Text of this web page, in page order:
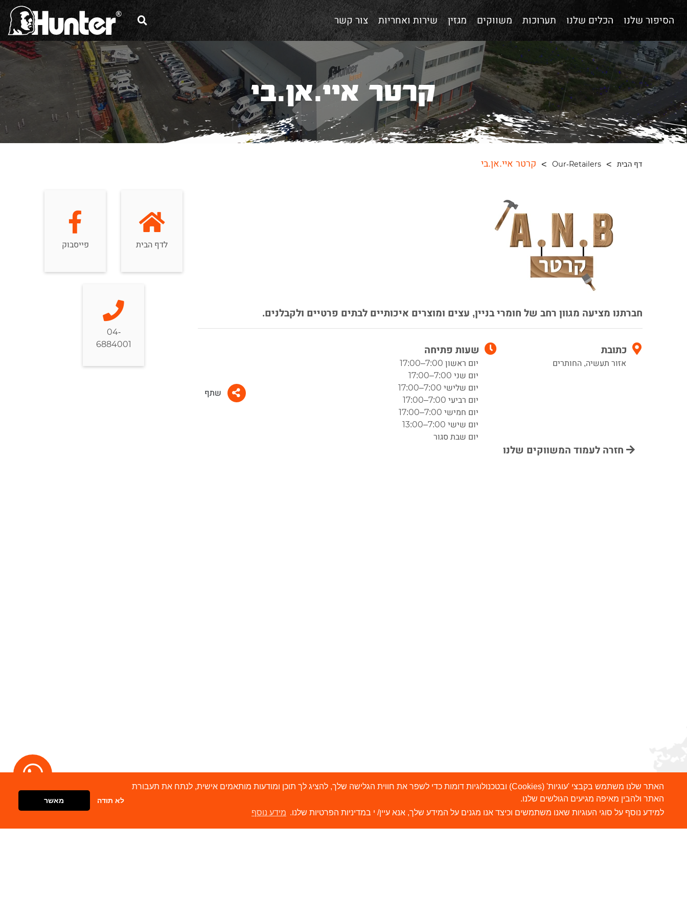
האתר שלנו משתמש בקבצי 'עוגיות' (Cookies) ובטכנולוגיות דומות כדי לשפר את חווית הגלישה שלך, להציג לך תוכן ומודעות מותאמים אישית, לנתח את תעבורת
האתר ולהבין מאיפה מגיעים הגולשים שלנו.
למידע נוסף על סוגי העוגיות שאנו משתמשים וכיצד אנו מגנים על המידע שלך, אנא עיין/ י במדיניות הפרטיות שלנו. מידע נוסף
לא תודה מאשר
הסיפור שלנו הכלים שלנו תערוכות משווקים מגזין שירות ואחריות צור קשר
קרטר איי.אן.בי
דף הבית Our-Retailers קרטר איי.אן.בי
חברתנו מציעה מגוון רחב של חומרי בניין, עצים ומוצרים איכותיים לבתים פרטיים ולקבלנים.
כתובת
אזור תעשיה, החותרים
שעות פתיחה
יום ראשון 7:00–17:00
יום שני 7:00–17:00
יום שלישי 7:00–17:00
יום רביעי 7:00–17:00
יום חמישי 7:00–17:00
יום שישי 7:00–13:00
יום שבת סגור
שתף
לדף הבית פייסבוק
04-
6884001
חזרה לעמוד המשווקים שלנו
דברו איתנו